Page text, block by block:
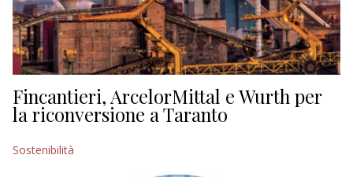
Fincantieri, ArcelorMittal e Wurth per
la riconversione a Taranto
Sostenibilità